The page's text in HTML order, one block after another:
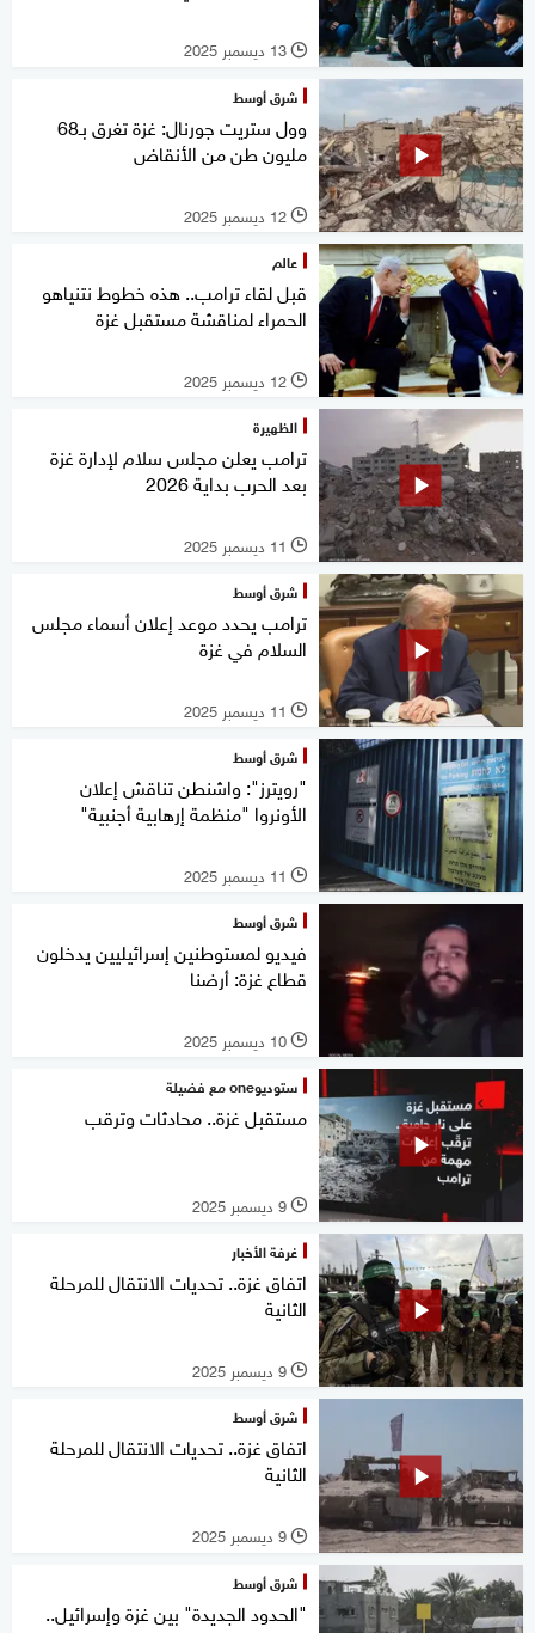
l 13 ديسمبر 2025
شرق أوسط
وول ستريت جورنال: غزة تغرق بـ68
مليون طن من الأنقاض
l 12 ديسمبر 2025
عالم
قبل لقاء ترامب.. هذه خطوط نتنياهو
الحمراء لمناقشة مستقبل غزة
l 12 ديسمبر 2025
الظهيرة
ترامب يعلن مجلس سلام لإدارة غزة
بعد الحرب بداية 2026
l 11 ديسمبر 2025
شرق أوسط
ترامب يحدد موعد إعلان أسماء مجلس
السلام في غزة
l 11 ديسمبر 2025
شرق أوسط
"رويترز": واشنطن تناقش إعلان
الأونروا "منظمة إرهابية أجنبية"
l 11 ديسمبر 2025
شرق أوسط
فيديو لمستوطنين إسرائيليين يدخلون
قطاع غزة: أرضنا
l 10 ديسمبر 2025
ستوديوone مع فضيلة
مستقبل غزة.. محادثات وترقب
l 9 ديسمبر 2025
غرفة الأخبار
اتفاق غزة.. تحديات الانتقال للمرحلة
الثانية
l 9 ديسمبر 2025
شرق أوسط
اتفاق غزة.. تحديات الانتقال للمرحلة
الثانية
l 9 ديسمبر 2025
شرق أوسط
"الحدود الجديدة" بين غزة وإسرائيل..